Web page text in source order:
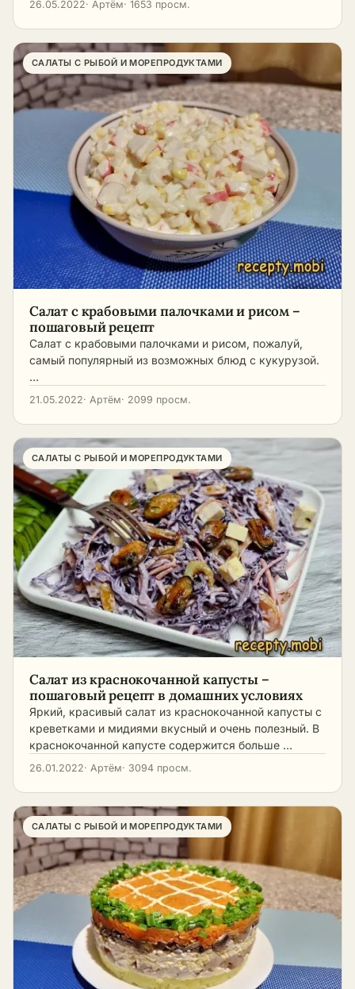
26.05.2022· Артём· 1653 просм.
САЛАТЫ С РЫБОЙ И МОРЕПРОДУКТАМИ
Салат с крабовыми палочками и рисом –
пошаговый рецепт
Салат с крабовыми палочками и рисом, пожалуй,
самый популярный из возможных блюд с кукурузой.
…
21.05.2022· Артём· 2099 просм.
САЛАТЫ С РЫБОЙ И МОРЕПРОДУКТАМИ
Салат из краснокочанной капусты –
пошаговый рецепт в домашних условиях
Яркий, красивый салат из краснокочанной капусты с
креветками и мидиями вкусный и очень полезный. В
краснокочанной капусте содержится больше …
26.01.2022· Артём· 3094 просм.
САЛАТЫ С РЫБОЙ И МОРЕПРОДУКТАМИ